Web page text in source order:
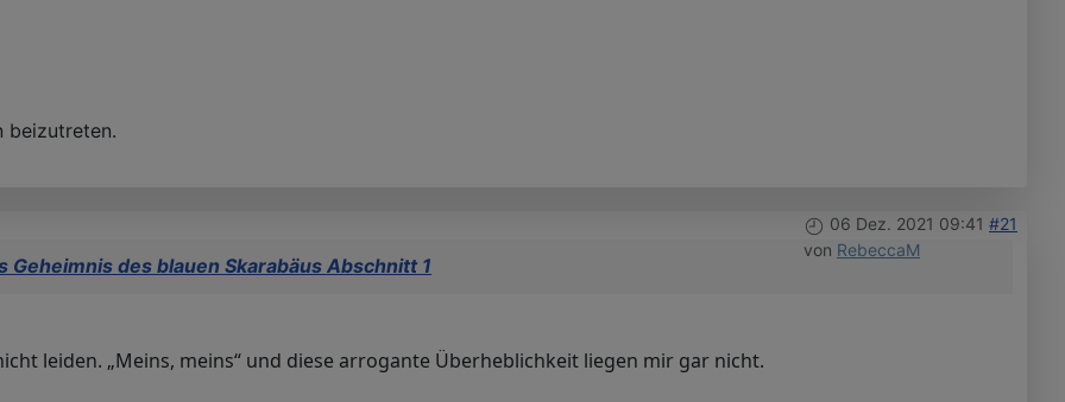
beizutreten.
06 Dez. 2021 09:41 #21
von RebeccaM
Geheimnis des blauen Skarabäus Abschnitt 1
leiden. „Meins, meins“ und diese arrogante Überheblichkeit liegen mir gar nicht.